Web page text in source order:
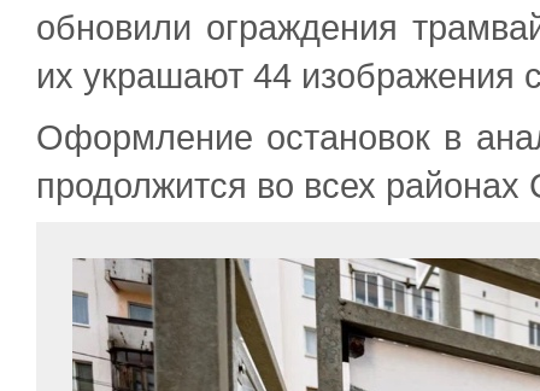
обновили ограждения
их украшают 44 изображения
Оформление остановок в
продолжится во всех районах